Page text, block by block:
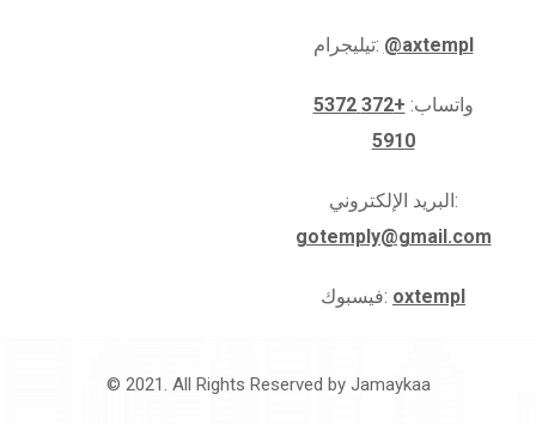
تيليجرام: @axtempl
واتساب:
+372 5372
5910
البريد الإلكتروني:
gotemply@gmail.com
فيسبوك: oxtempl
© 2021. All Rights Reserved by Jamaykaa